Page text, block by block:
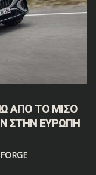
ΑΠΟ ΤΟ ΜΙΣΟ
ΣΤΗΝ ΕΥΡΩΠΗ